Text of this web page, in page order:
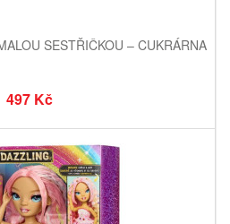
SESTŘIČKOU – CUKRÁRNA
497 Kč